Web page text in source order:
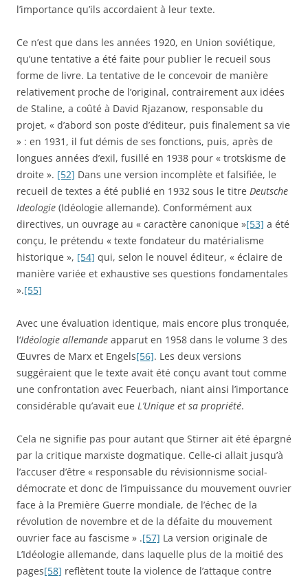
l’importance qu’ils accordaient à leur texte.
Ce n’est que dans les années 1920, en Union soviétique,
qu’une tentative a été faite pour publier le recueil sous
forme de livre. La tentative de le concevoir de manière
relativement proche de l’original, contrairement aux idées
de Staline, a coûté à David Rjazanow, responsable du
projet, « d’abord son poste d’éditeur, puis finalement sa vie
» : en 1931, il fut démis de ses fonctions, puis, après de
longues années d’exil, fusillé en 1938 pour « trotskisme de
droite ». [52] Dans une version incomplète et falsifiée, le
recueil de textes a été publié en 1932 sous le titre Deutsche
Ideologie (Idéologie allemande). Conformément aux
directives, un ouvrage au « caractère canonique »[53] a été
conçu, le prétendu « texte fondateur du matérialisme
historique », [54] qui, selon le nouvel éditeur, « éclaire de
manière variée et exhaustive ses questions fondamentales
».[55]
Avec une évaluation identique, mais encore plus tronquée,
l‘Idéologie allemande apparut en 1958 dans le volume 3 des
Œuvres de Marx et Engels[56]. Les deux versions
suggéraient que le texte avait été conçu avant tout comme
une confrontation avec Feuerbach, niant ainsi l’importance
considérable qu’avait eue L’Unique et sa propriété.
Cela ne signifie pas pour autant que Stirner ait été épargné
par la critique marxiste dogmatique. Celle-ci allait jusqu’à
l’accuser d’être « responsable du révisionnisme social-
démocrate et donc de l’impuissance du mouvement ouvrier
face à la Première Guerre mondiale, de l’échec de la
révolution de novembre et de la défaite du mouvement
ouvrier face au fascisme » .[57] La version originale de
L’Idéologie allemande, dans laquelle plus de la moitié des
pages[58] reflètent toute la violence de l’attaque contre